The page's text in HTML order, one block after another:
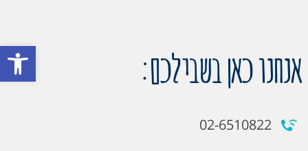
פתח אנחנו כאן בשבילכם:
02-6510822